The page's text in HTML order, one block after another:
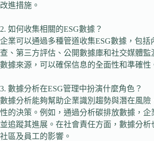
改進措施。
2. 如何收集相關的ESG數據？
企業可以通過多種管道收集ESG數據，包括
查、第三方評估、公開數據庫和社交媒體監
數據來源，可以確保信息的全面性和準確性
3. 數據分析在ESG管理中扮演什麼角色？
數據分析能夠幫助企業識別趨勢與潛在風險
性的決策。例如，通過分析碳排放數據，企
並追蹤其進展。在社會責任方面，數據分
社區及員工的影響。